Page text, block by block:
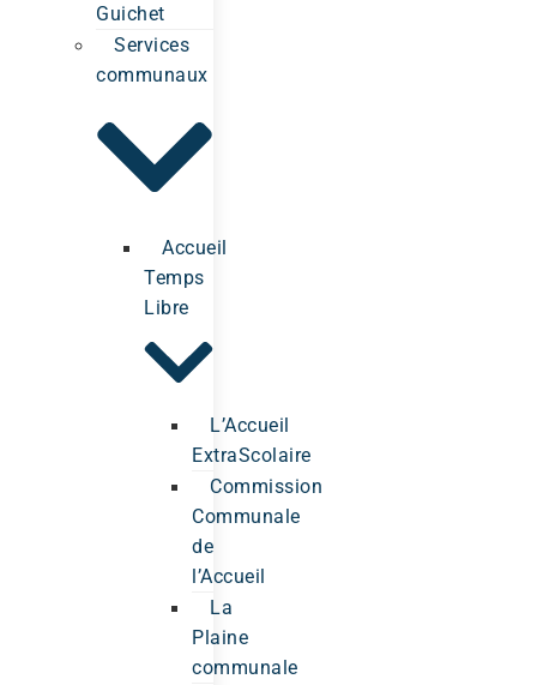
Guichet
Services
communaux
Accueil
Temps
Libre
L’Accueil
ExtraScolaire
Commission
Communale
de
l’Accueil
La
Plaine
communale